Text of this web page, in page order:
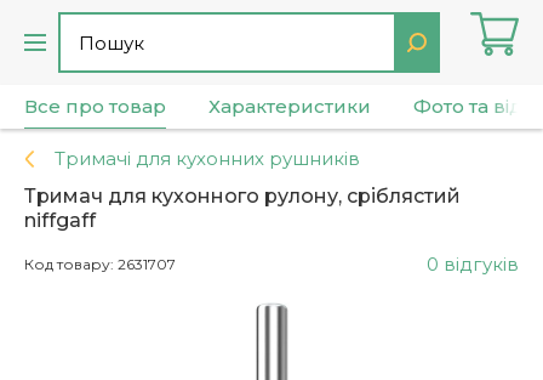
Все про товар Характеристики Фото та
Тримачі для кухонних рушників
Тримач для кухонного рулону, сріблястий
niffgaff
0 відгуків
Код товару: 2631707